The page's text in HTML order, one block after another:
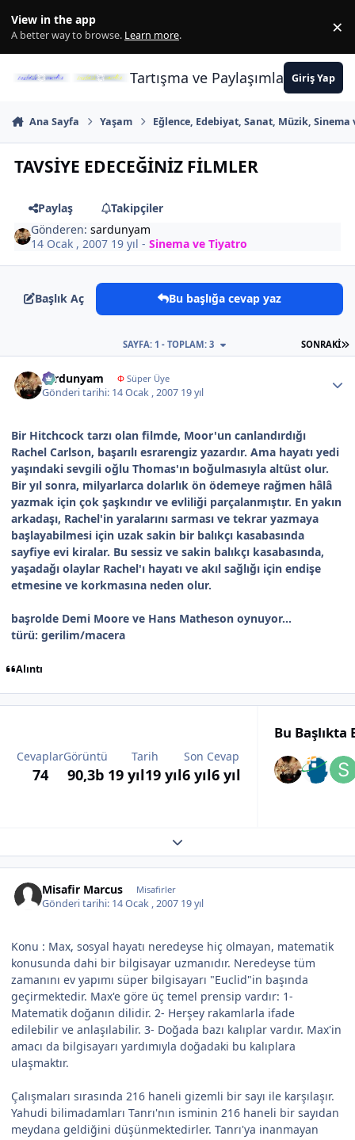
View in the app
A better way to browse. Learn more. ×
Tartışma ve PaylaşımlarınGiriş Yap
Ana Sayfa Yaşam Eğlence, Edebiyat, Sanat, Müzik, Sinema
TAVSİYE EDECEĞİNİZ FİLMLER
Paylaş
Takipçiler
Gönderen:sardunyam
14 Ocak , 2007 19 yıl -Sinema ve Tiyatro
Başlık Aç Bu başlığa cevap yaz
SONRAKI
SAYFA: 1 - TOPLAM: 3
sardunyam ΦSüper Üye
Gönderi tarihi: 14 Ocak , 2007 19 yıl
Bir Hitchcock tarzı olan filmde, Moor'un canlandırdığı
Rachel Carlson, başarılı esrarengiz yazardır. Ama hayatı yedi
yaşındaki sevgili oğlu Thomas'ın boğulmasıyla altüst olur.
Bir yıl sonra, milyarlarca dolarlık ön ödemeye rağmen hâlâ
yazmak için çok şaşkındır ve evliliği parçalanmıştır. En yakın
arkadaşı, Rachel'in yaralarını sarması ve tekrar yazmaya
başlayabilmesi için uzak sakin bir balıkçı kasabasında
sayfiye evi kiralar. Bu sessiz ve sakin balıkçı kasabasında,
yaşadağı olaylar Rachel'ı hayatı ve akıl sağlığı için endişe
etmesine ve korkmasına neden olur.
başrolde Demi Moore ve Hans Matheson oynuyor...
türü: gerilim/macera
Alıntı
Cevaplar
74
Görüntü
90,3b
Tarih
19 yıl19 yıl
Son Cevap
6 yıl6 yıl
Bu Başlıkta
Expand topic overview
Misafir Marcus Misafirler
Gönderi tarihi: 14 Ocak , 2007 19 yıl
Konu : Max, sosyal hayatı neredeyse hiç olmayan, matematik
konusunda dahi bir bilgisayar uzmanıdır. Neredeyse tüm
zamanını ev yapımı süper bilgisayarı "Euclid"in başında
geçirmektedir. Max'e göre üç temel prensip vardır: 1-
Matematik doğanın dilidir. 2- Herşey rakamlarla ifade
edilebilir ve anlaşılabilir. 3- Doğada bazı kalıplar vardır. Max'in
amacı da bilgisayarı yardımıyla doğadaki bu kalıplara
ulaşmaktır.
Çalışmaları sırasında 216 haneli gizemli bir sayı ile karşılaşır.
Yahudi bilimadamları Tanrı'nın isminin 216 haneli bir sayıdan
meydana geldiğini düşünmektedirler. Tanrı'ya inanmayan